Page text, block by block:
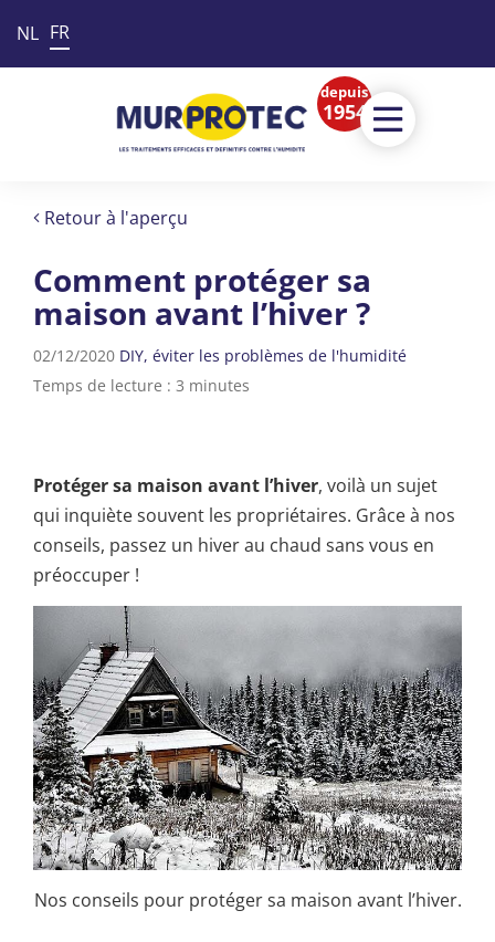
NL FR
depuis
1954
Retour à l'aperçu
Comment protéger sa
maison avant l’hiver ?
02/12/2020 DIY éviter les problèmes de l'humidité
Temps de lecture : 3 minutes
Protéger sa maison avant l’hiver, voilà un sujet
qui inquiète souvent les propriétaires. Grâce à nos
conseils, passez un hiver au chaud sans vous en
préoccuper !
Nos conseils pour protéger sa maison avant l’hiver.